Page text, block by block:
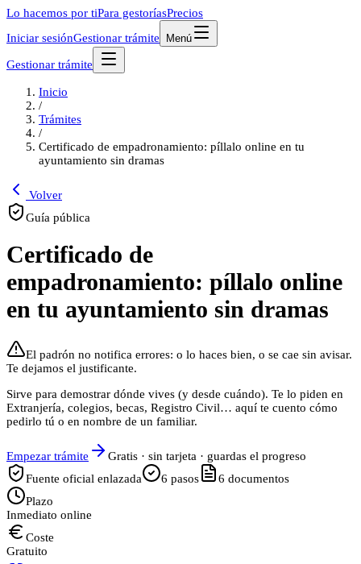
Lo hacemos por tiPara gestoríasPrecios
Iniciar sesiónGestionar trámite Menú
Gestionar trámite
Inicio
/
Trámites
/
Certificado de empadronamiento: píllalo online en tu
ayuntamiento sin dramas
Volver
Guía pública
Certificado de
empadronamiento: píllalo online
en tu ayuntamiento sin dramas
El padrón no notifica errores: o lo haces bien, o se cae sin avisar.
Te dejamos el justificante.
Sirve para demostrar dónde vives (y desde cuándo). Te lo piden en
Extranjería, colegios, becas, Registro Civil… aquí te cuento cómo
pedirlo tú o en nombre de un familiar.
Empezar trámite
Gratis · sin tarjeta · guardas el progreso
Fuente oficial enlazada
6 pasos 6 documentos
Plazo
Inmediato online
Coste
Gratuito